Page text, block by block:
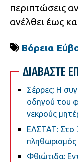
περιπτώσεις
ανέλθει έως
Βόρεια
ΔΙΑΒΑΣΤΕ
Σέρρες: Η
οδηγού του
νεκρούς
ΕΛΣΤΑΤ: Στο
πληθωρισμός
Φθιώτιδα: